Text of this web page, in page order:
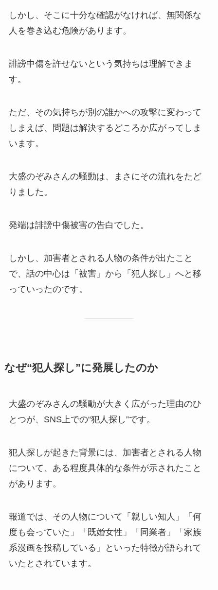
しかし、そこに十分な確認がなければ、無関係な
人を巻き込む危険があります。
誹謗中傷を許せないという気持ちは理解できま
す。
ただ、その気持ちが別の誰かへの攻撃に変わって
しまえば、問題は解決するどころか広がってしま
います。
大盛のぞみさんの騒動は、まさにその流れをたど
りました。
発端は誹謗中傷被害の告白でした。
しかし、加害者とされる人物の条件が出たこと
で、話の中心は「被害」から「犯人探し」へと移
っていったのです。
なぜ“犯人探し”に発展したのか
大盛のぞみさんの騒動が大きく広がった理由のひ
とつが、SNS上での“犯人探し”です。
犯人探しが起きた背景には、加害者とされる人物
について、ある程度具体的な条件が示されたこと
があります。
報道では、その人物について「親しい知人」「何
度も会っていた」「既婚女性」「同業者」「家族
系漫画を投稿している」といった特徴が語られて
いたとされています。